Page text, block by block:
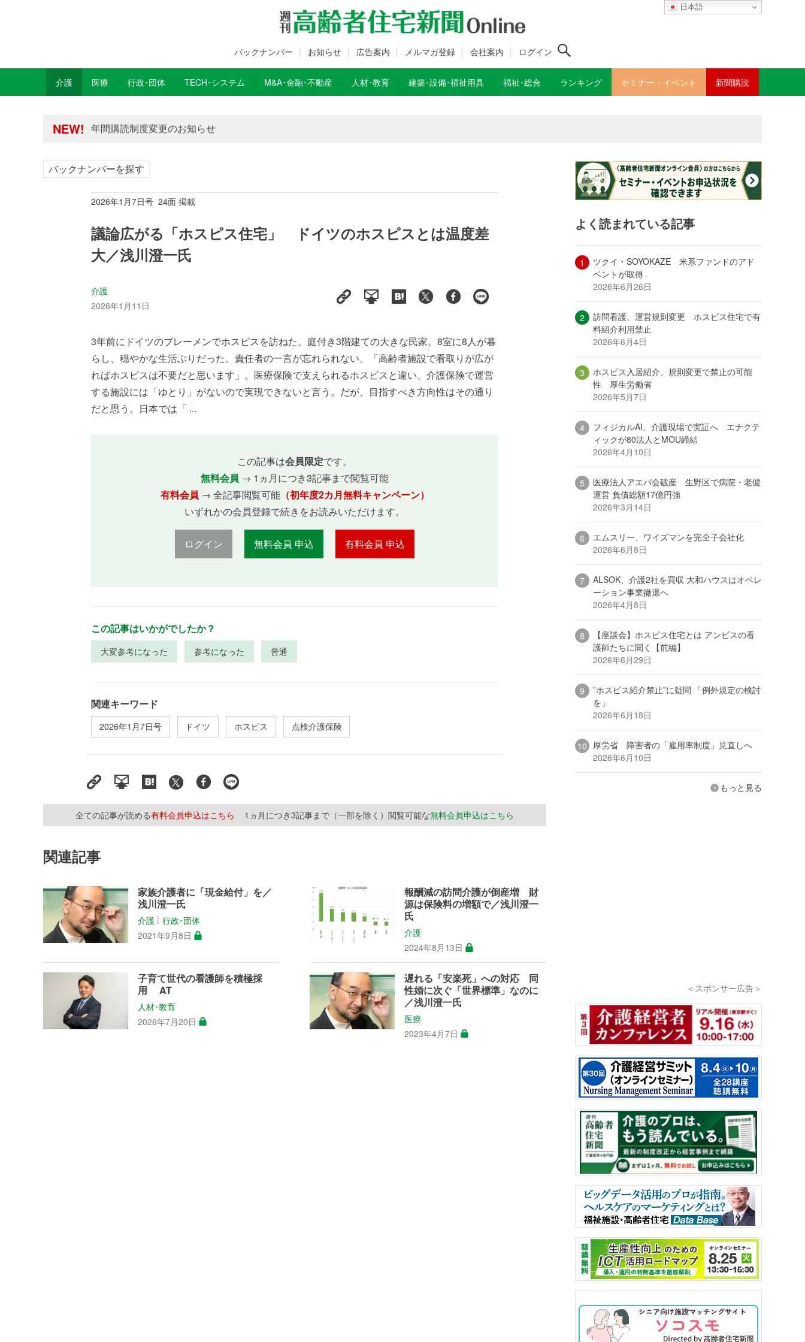
日本語
バックナンバー お知らせ 広告案内 メルマガ登録 会社案内 ログイン
介護 医療 行政･団体 TECH･システム M&A･金融･不動産 人材･教育 建築･設備･福祉用具 福祉･総合 ランキング セミナー・イベント 新聞購読
NEW!
年間購読制度変更のお知らせ
高齢者住宅新聞 無料会員の皆様へ閲覧本数変更のお知らせ
高齢者住宅新聞 無料会員の皆様へ閲覧本数変更のお知らせ
バックナンバーを探す
2026年1月7日号 24面 掲載
議論広がる「ホスピス住宅」 ドイツのホスピスとは温度差
大／浅川澄一氏
介護
2026年1月11日
3年前にドイツのブレーメンでホスピスを訪ねた。庭付き3階建ての大きな民家。8室に8人が暮
らし、穏やかな生活ぶりだった。責任者の一言が忘れられない。「高齢者施設で看取りが広が
ればホスピスは不要だと思います」。医療保険で支えられるホスピスと違い、介護保険で運営
する施設には「ゆとり」がないので実現できないと言う。だが、目指すべき方向性はその通り
だと思う。日本では「 ...
この記事は会員限定です。
無料会員 → 1ヵ月につき3記事まで閲覧可能
有料会員 → 全記事閲覧可能（初年度2カ月無料キャンペーン）
いずれかの会員登録で続きをお読みいただけます。
ログイン 無料会員 申込 有料会員 申込
この記事はいかがでしたか？
大変参考になった 参考になった 普通
関連キーワード
2026年1月7日号 ドイツ ホスピス 点検介護保険
全ての記事が読める有料会員申込はこちら 1ヵ月につき3記事まで（一部を除く）閲覧可能な無料会員申込はこちら
関連記事
家族介護者に「現金給付」を／
浅川澄一氏
介護 │行政･団体
2021年9月8日
報酬減の訪問介護が倒産増 財
源は保険料の増額で／浅川澄一
氏
介護
2024年8月13日
子育て世代の看護師を積極採
用 AT
人材･教育
2026年7月20日
遅れる「安楽死」への対応 同
性婚に次ぐ「世界標準」なのに
／浅川澄一氏
医療
2023年4月7日
よく読まれている記事
ツクイ・SOYOKAZE 米系ファンドのアド
ベントが取得
2026年6月26日
訪問看護、運営規則変更 ホスピス住宅で有
料紹介利用禁止
2026年6月4日
ホスピス入居紹介、規則変更で禁止の可能
性 厚生労働省
2026年5月7日
フィジカルAI、介護現場で実証へ エナクテ
ィックが80法人とMOU締結
2026年4月10日
医療法人アエバ会破産 生野区で病院・老健
運営 負債総額17億円強
2026年3月14日
エムスリー、ワイズマンを完全子会社化
2026年6月8日
ALSOK、介護2社を買収 大和ハウスはオペレ
ーション事業撤退へ
2026年4月8日
【座談会】ホスピス住宅とは アンビスの看
護師たちに聞く【前編】
2026年6月29日
”ホスピス紹介禁止”に疑問 「例外規定の検討
を」
2026年6月18日
厚労省 障害者の「雇用率制度」見直しへ
2026年6月10日
もっと見る
＜スポンサー広告＞